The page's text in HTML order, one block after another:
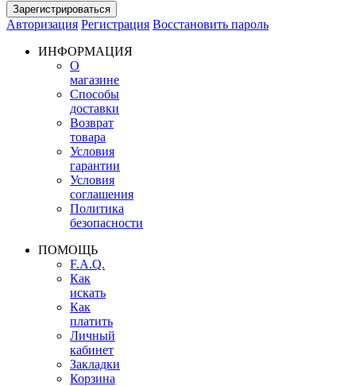
Авторизация Регистрация Восстановить пароль
ИНФОРМАЦИЯ
О
магазине
Способы
доставки
Возврат
товара
Условия
гарантии
Условия
соглашения
Политика
безопасности
ПОМОЩЬ
F.A.Q.
Как
искать
Как
платить
Личный
кабинет
Закладки
Корзина